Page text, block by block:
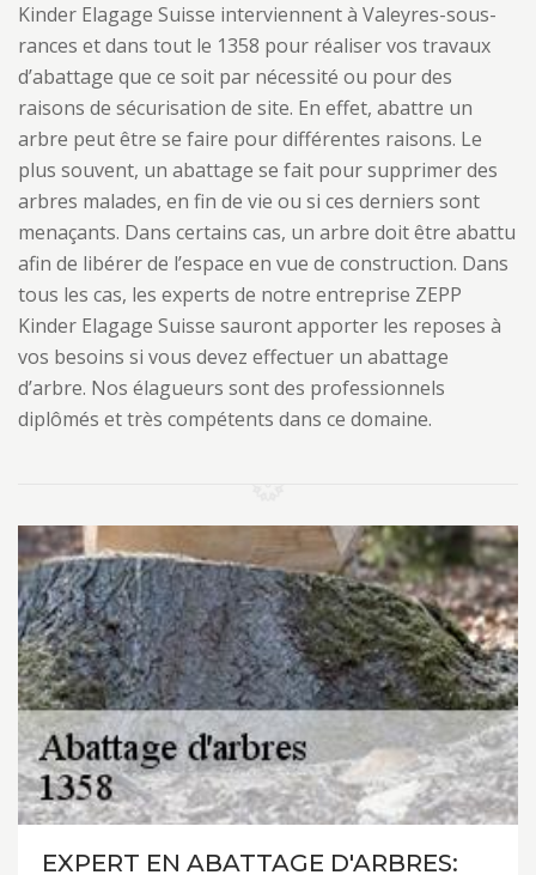
Kinder Elagage Suisse interviennent à Valeyres-sous-
rances et dans tout le 1358 pour réaliser vos travaux
d’abattage que ce soit par nécessité ou pour des
raisons de sécurisation de site. En effet, abattre un
arbre peut être se faire pour différentes raisons. Le
plus souvent, un abattage se fait pour supprimer des
arbres malades, en fin de vie ou si ces derniers sont
menaçants. Dans certains cas, un arbre doit être abattu
afin de libérer de l’espace en vue de construction. Dans
tous les cas, les experts de notre entreprise ZEPP
Kinder Elagage Suisse sauront apporter les reposes à
vos besoins si vous devez effectuer un abattage
d’arbre. Nos élagueurs sont des professionnels
diplômés et très compétents dans ce domaine.
EXPERT EN ABATTAGE D'ARBRES: